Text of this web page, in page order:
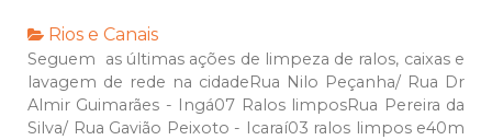
Rios e Canais
Seguem as últimas ações de limpeza de ralos, caixas e
lavagem de rede na cidadeRua Nilo Peçanha/ Rua Dr
Almir Guimarães - Ingá07 Ralos limposRua Pereira da
Silva/ Rua Gavião Peixoto - Icaraí03 ralos limpos e40m